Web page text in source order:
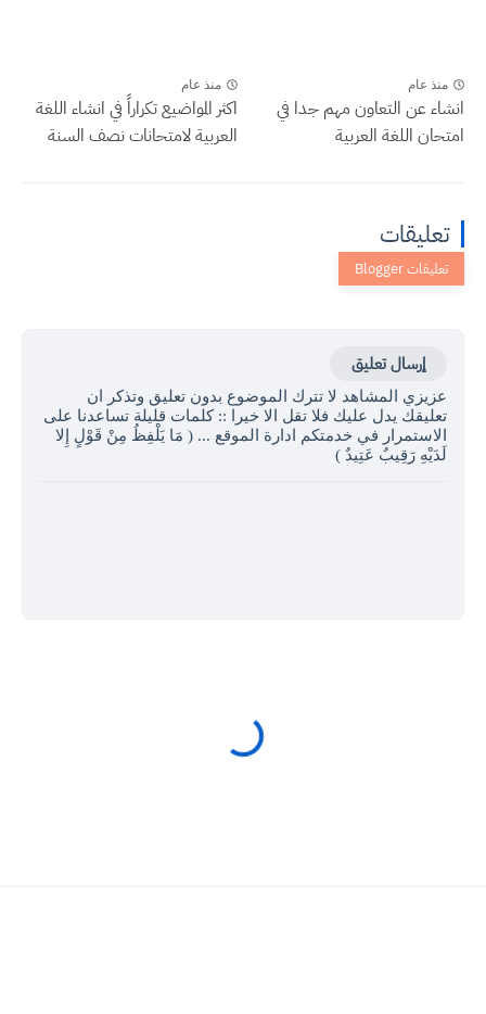
منذ عام
انشاء عن التعاون مهم جدا في
امتحان اللغة العربية
منذ عام
اكثر المواضيع تكراراً في انشاء اللغة
العربية لامتحانات نصف السنة
تعليقات
إرسال تعليق
عزيزي المشاهد لا تترك الموضوع بدون تعليق وتذكر ان
تعليقك يدل عليك فلا تقل الا خيرا :: كلمات قليلة تساعدنا على
الاستمرار في خدمتكم ادارة الموقع ... ( مَا يَلْفِظُ مِنْ قَوْلٍ إِلا
لَدَيْهِ رَقِيبٌ عَتِيدٌ )